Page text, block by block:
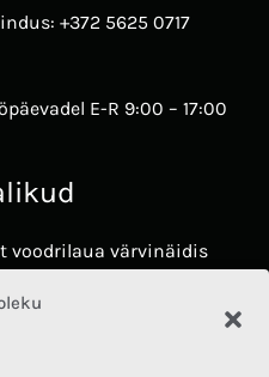
+372 5625 0717
E-R 9:00 – 17:00
voodrilaua värvinäidis
Panel